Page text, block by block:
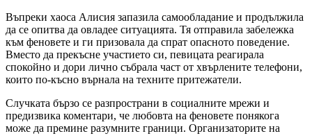
Въпреки хаоса Алисия запазила самообладание и продължила
да се опитва да овладее ситуацията. Тя отправила забележка
към феновете и ги призовала да спрат опасното поведение.
Вместо да прекъсне участието си, певицата реагирала
спокойно и дори лично събрала част от хвърлените телефони,
които по-късно върнала на техните притежатели.
Случката бързо се разпространи в социалните мрежи и
предизвика коментари, че любовта на феновете понякога
може да премине разумните граници. Организаторите на